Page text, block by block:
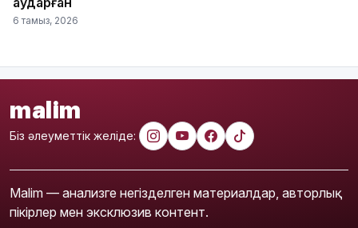
6 тамыз, 2026
malim
Біз әлеуметтік желіде:
Malim — анализге негізделген материалдар, авторлық
пікірлер мен эксклюзив контент.